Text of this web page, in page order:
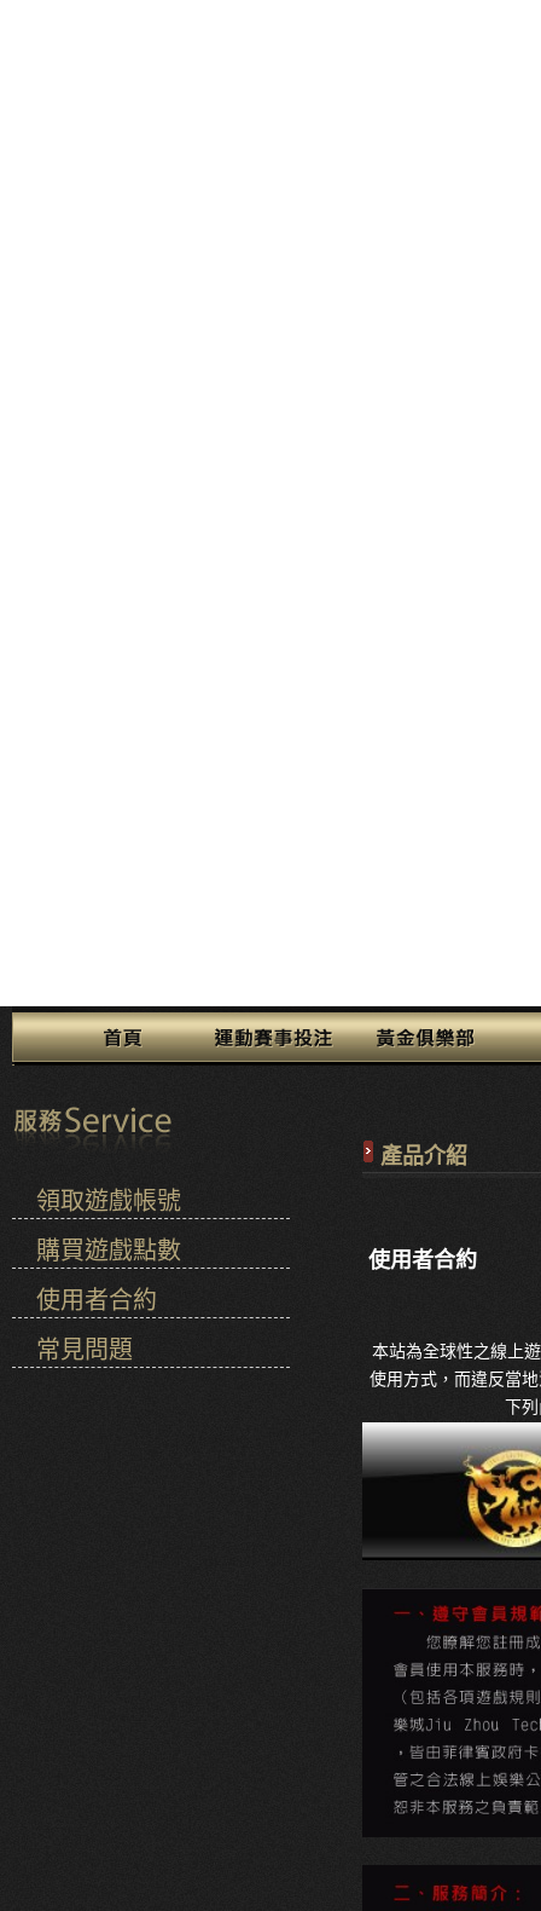
領取遊戲帳號
購買遊戲點數
使用者合約
常見問題
產品介紹
使用者合約
本站為全球性之線上
使用方式，而違反當
下